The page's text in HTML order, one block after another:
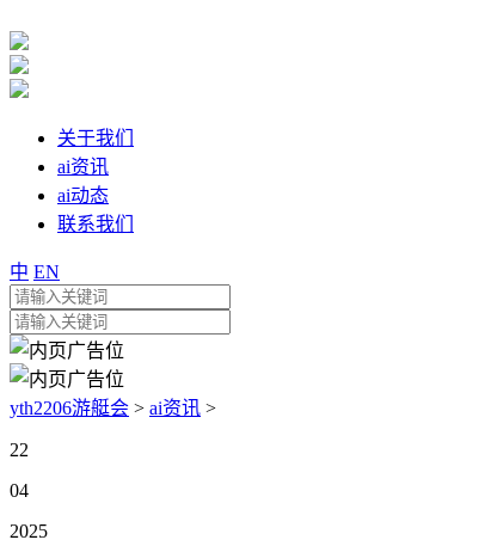
关于我们
ai资讯
ai动态
联系我们
中 EN
yth2206游艇会 > ai资讯 >
22
04
2025